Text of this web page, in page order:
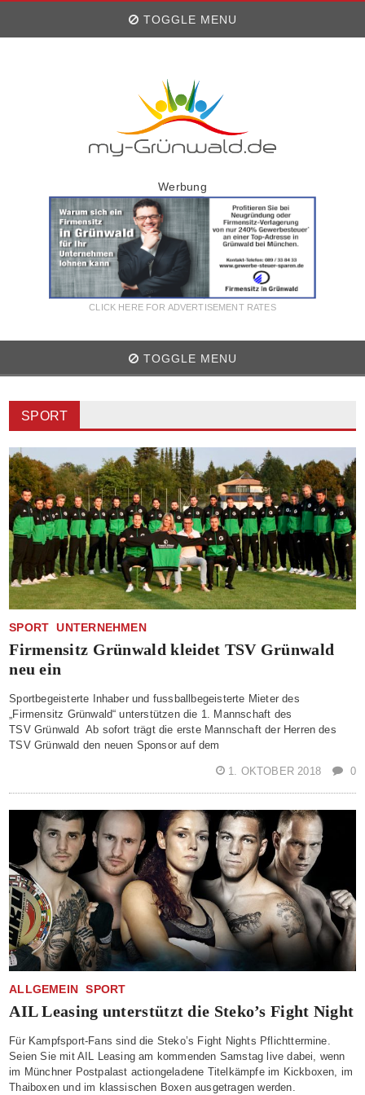
TOGGLE MENU
Werbung
CLICK HERE FOR ADVERTISEMENT RATES
TOGGLE MENU
SPORT
SPORT UNTERNEHMEN
Firmensitz Grünwald kleidet TSV Grünwald
neu ein
Sportbegeisterte Inhaber und fussballbegeisterte Mieter des
„Firmensitz Grünwald“ unterstützen die 1. Mannschaft des
TSV Grünwald Ab sofort trägt die erste Mannschaft der Herren des
TSV Grünwald den neuen Sponsor auf dem
1. OKTOBER 2018 0
ALLGEMEIN SPORT
AIL Leasing unterstützt die Steko’s Fight Night
Für Kampfsport-Fans sind die Steko’s Fight Nights Pflichttermine.
Seien Sie mit AIL Leasing am kommenden Samstag live dabei, wenn
im Münchner Postpalast actiongeladene Titelkämpfe im Kickboxen, im
Thaiboxen und im klassischen Boxen ausgetragen werden.